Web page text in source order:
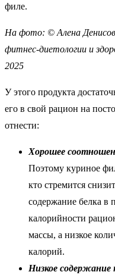
филе.
На фото: © Алена
фитнес-диетологии и
2025
У этого продукта
его в свой рацион на
отнести:
Хорошее
Поэтому куриное
кто стремится
содержание белка в
калорийности
массы, а низкое
калорий.
Низкое